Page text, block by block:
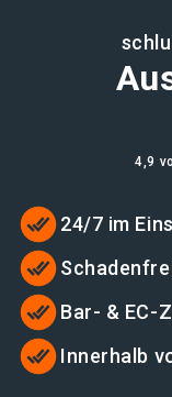
4,9
24/7 im
Bar- & EC-
Innerhalb